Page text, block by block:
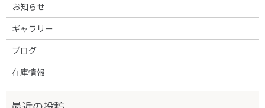
お知らせ
ギャラリー
ブログ
在庫情報